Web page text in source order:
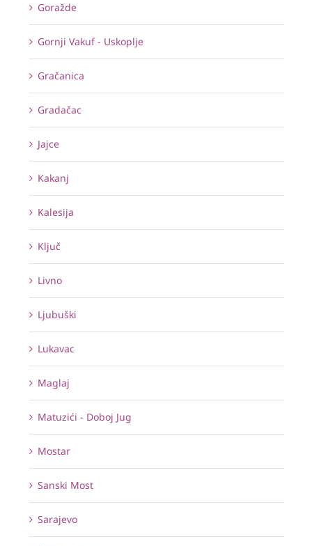
Goražde
Gornji Vakuf - Uskoplje
Gračanica
Gradačac
Jajce
Kakanj
Kalesija
Ključ
Livno
Ljubuški
Lukavac
Maglaj
Matuzići - Doboj Jug
Mostar
Sanski Most
Sarajevo